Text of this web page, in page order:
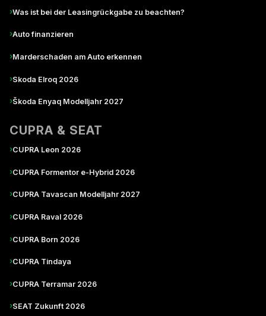
›Was ist bei der Leasingrückgabe zu beachten?
›Auto finanzieren
›Marderschaden am Auto erkennen
›Skoda Elroq 2026
›Škoda Enyaq Modelljahr 2027
CUPRA & SEAT
›CUPRA Leon 2026
›CUPRA Formentor e-Hybrid 2026
›CUPRA Tavascan Modelljahr 2027
›CUPRA Raval 2026
›CUPRA Born 2026
›CUPRA Tindaya
›CUPRA Terramar 2026
›SEAT Zukunft 2026